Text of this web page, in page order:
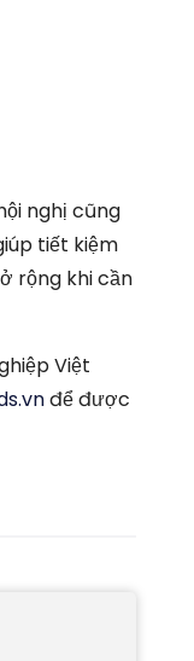
nghị cũng
tiết kiệm
rộng khi cần
Việt
để được